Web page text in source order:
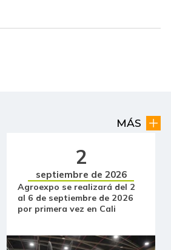
+1,13%
+$ 33,29 +0,10%
+$ 52,43 +0,16%
MÁS
2
septiembre de 2026
Agroexpo se realizará del 2
al 6 de septiembre de 2026
por primera vez en Cali